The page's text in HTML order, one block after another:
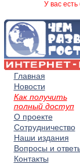
У вас
Главная
Новости
Как получить
полный доступ
О проекте
Сотрудничество
Наши издания
Вопросы и
Контакты